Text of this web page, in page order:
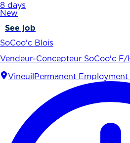
8 days
New
See job
SoCoo'c Blois
Vendeur-Concepteur SoCoo'c F/
Vineuil Permanent